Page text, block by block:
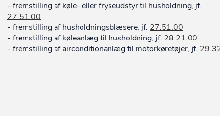
- fremstilling af køle- eller fryseudstyr til husholdning, jf.
27.51.00
- fremstilling af husholdningsblæsere, jf. 27.51.00
- fremstilling af køleanlæg til husholdning, jf. 28.21.00
- fremstilling af airconditionanlæg til motorkøretøjer, jf.